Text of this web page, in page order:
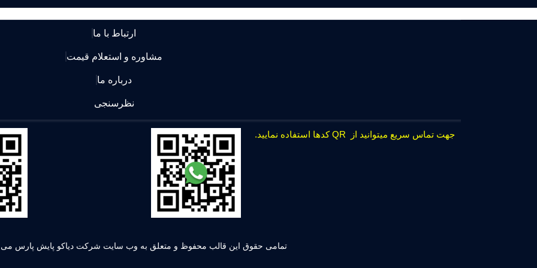
ارتباط با ما
مشاوره و استعلام قیمت
درباره ما
نظرسنجی
جهت تماس سریع میتوانید از QR کدها استفاده نمایید.
تمامی حقوق این قالب محفوظ و متعلق به وب سایت شرکت دیاکو پایش پارس می